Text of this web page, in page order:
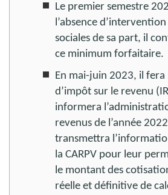
Le premier semestre
l’absence
sociales de sa part, il
ce minimum forfaitaire.
En mai-juin 2023, il
d’impôt sur le revenu
informera
revenus de l’année
transmettra
la CARPV pour leur
le montant des
réelle et définitive de